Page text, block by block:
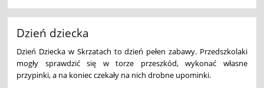
Dzień dziecka
Dzień Dziecka w Skrzatach to dzień pełen zabawy. Przedszkolaki
mogły sprawdzić się w torze przeszkód, wykonać własne
przypinki, a na koniec czekały na nich drobne upominki.